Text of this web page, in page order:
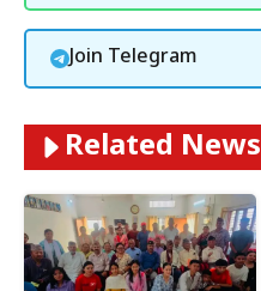
Join Telegram
Related News